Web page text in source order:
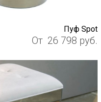
Пуф Spot
От 26 798 руб.